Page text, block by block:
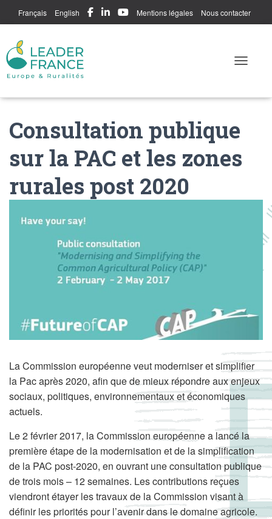
Français English Mentions légales Nous contacter
Consultation publique
sur la PAC et les zones
rurales post 2020
La Commission européenne veut moderniser et simplifier
la Pac après 2020, afin que de mieux répondre aux enjeux
sociaux, politiques, environnementaux et économiques
actuels.
Le 2 février 2017, la Commission européenne a lancé la
première étape de la modernisation et de la simplification
de la PAC post-2020, en ouvrant une consultation publique
de trois mois – 12 semaines. Les contributions reçues
viendront étayer les travaux de la Commission visant à
définir les priorités pour l’avenir dans le domaine agricole.